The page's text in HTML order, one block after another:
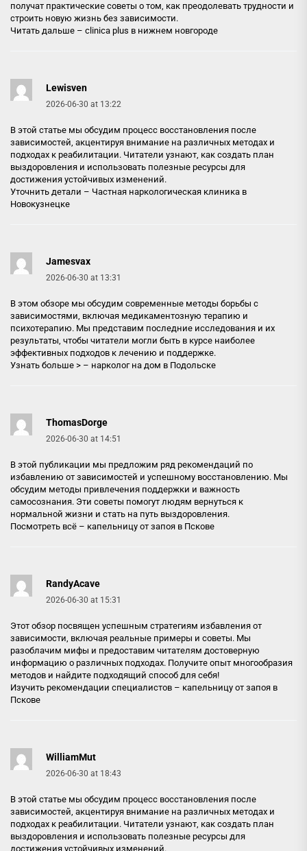
получат практические советы о том, как преодолевать трудности и
строить новую жизнь без зависимости.
Читать дальше – clinica plus в нижнем новгороде
Lewisven
2026-06-30 at 13:22
В этой статье мы обсудим процесс восстановления после
зависимостей, акцентируя внимание на различных методах и
подходах к реабилитации. Читатели узнают, как создать план
выздоровления и использовать полезные ресурсы для
достижения устойчивых изменений.
Уточнить детали – Частная наркологическая клиника в
Новокузнецке
Jamesvax
2026-06-30 at 13:31
В этом обзоре мы обсудим современные методы борьбы с
зависимостями, включая медикаментозную терапию и
психотерапию. Мы представим последние исследования и их
результаты, чтобы читатели могли быть в курсе наиболее
эффективных подходов к лечению и поддержке.
Узнать больше > – нарколог на дом в Подольске
ThomasDorge
2026-06-30 at 14:51
В этой публикации мы предложим ряд рекомендаций по
избавлению от зависимостей и успешному восстановлению. Мы
обсудим методы привлечения поддержки и важность
самосознания. Эти советы помогут людям вернуться к
нормальной жизни и стать на путь выздоровления.
Посмотреть всё – капельницу от запоя в Пскове
RandyAcave
2026-06-30 at 15:31
Этот обзор посвящен успешным стратегиям избавления от
зависимости, включая реальные примеры и советы. Мы
разоблачим мифы и предоставим читателям достоверную
информацию о различных подходах. Получите опыт многообразия
методов и найдите подходящий способ для себя!
Изучить рекомендации специалистов – капельницу от запоя в
Пскове
WilliamMut
2026-06-30 at 18:43
В этой статье мы обсудим процесс восстановления после
зависимостей, акцентируя внимание на различных методах и
подходах к реабилитации. Читатели узнают, как создать план
выздоровления и использовать полезные ресурсы для
достижения устойчивых изменений.